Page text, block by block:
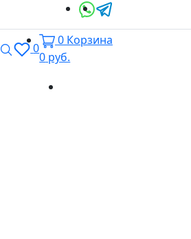
ВходПоиск
0
0 Корзина
0 руб.